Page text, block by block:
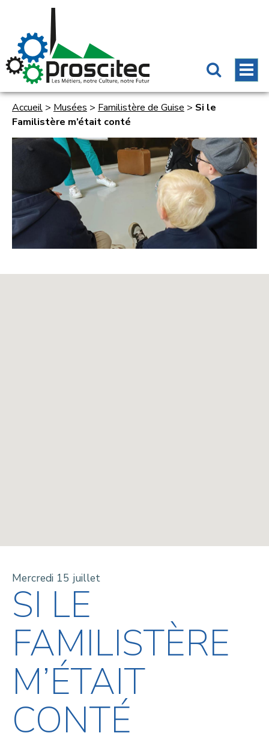
Accueil > Musées > Familistère de Guise > Si le
Familistère m’était conté
Mercredi 15 juillet
SI LE
FAMILISTÈRE
M’ÉTAIT
CONTÉ